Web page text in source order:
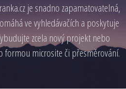
je snadno zapamatovatelná,
ve vyhledávačích a poskytuje
zcela nový projekt nebo
microsite či přesměrování.